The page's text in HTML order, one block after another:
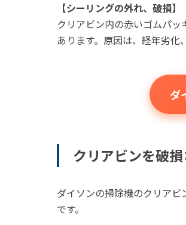
【シーリングの外れ、破損】
クリアビン内の赤いゴムパ
あります。原因は、経年劣化
ダ
クリアビンを破
ダイソンの掃除機のクリア
です。